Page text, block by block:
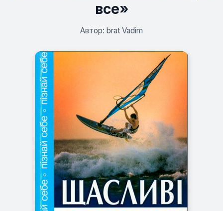
все»
Автор: brat Vadim